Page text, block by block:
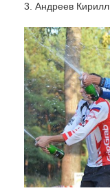
3. Андреев Кирилл